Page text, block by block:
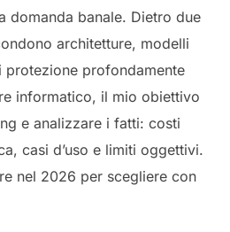
domanda banale. Dietro due
architetture, modelli
protezione profondamente
informatico, il mio obiettivo
e analizzare i fatti: costi
casi d’uso e limiti oggettivi.
nel 2026 per scegliere con